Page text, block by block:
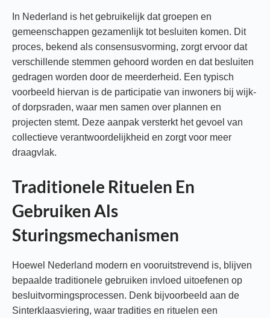
In Nederland is het gebruikelijk dat groepen en
gemeenschappen gezamenlijk tot besluiten komen. Dit
proces, bekend als consensusvorming, zorgt ervoor dat
verschillende stemmen gehoord worden en dat besluiten
gedragen worden door de meerderheid. Een typisch
voorbeeld hiervan is de participatie van inwoners bij wijk-
of dorpsraden, waar men samen over plannen en
projecten stemt. Deze aanpak versterkt het gevoel van
collectieve verantwoordelijkheid en zorgt voor meer
draagvlak.
Traditionele Rituelen En
Gebruiken Als
Sturingsmechanismen
Hoewel Nederland modern en vooruitstrevend is, blijven
bepaalde traditionele gebruiken invloed uitoefenen op
besluitvormingsprocessen. Denk bijvoorbeeld aan de
Sinterklaasviering, waar tradities en rituelen een